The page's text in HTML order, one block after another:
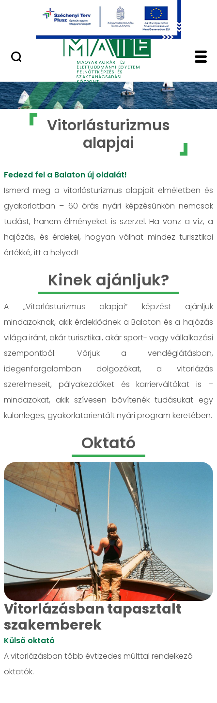
Ugrás a fő tartalomhoz
MAGYAR AGRÁR- ÉS
ÉLETTUDOMÁNYI EGYETEM
FELNŐTTKÉPZÉSI ÉS
SZAKTANÁCSADÁSI
KÖZPONT
Vitorlásturizmus
Vitorlásturizmus
alapjai
Fedezd fel a Balaton új oldalát!
Ismerd meg a vitorlásturizmus alapjait elméletben és
gyakorlatban – 60 órás nyári képzésünkön nemcsak
tudást, hanem élményeket is szerzel. Ha vonz a víz, a
hajózás, és érdekel, hogyan válhat mindez turisztikai
értékké, itt a helyed!
Kinek ajánljuk?
A „Vitorlásturizmus alapjai” képzést ajánljuk
mindazoknak, akik érdeklődnek a Balaton és a hajózás
világa iránt, akár turisztikai, akár sport- vagy vállalkozási
szempontból. Várjuk a vendéglátásban,
idegenforgalomban dolgozókat, a vitorlázás
szerelmeseit, pályakezdőket és karrierváltókat is –
mindazokat, akik szívesen bővítenék tudásukat egy
különleges, gyakorlatorientált nyári program keretében.
Oktató
Vitorlázásban tapasztalt
szakemberek
Külső oktató
A vitorlázásban több évtizedes múlttal rendelkező
oktatók.